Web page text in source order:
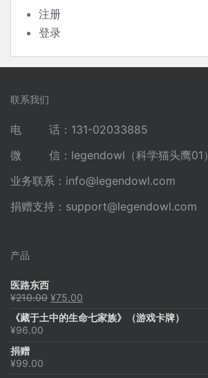
注册
登录
联系我们
电 话：131-02033885
微 信：legendowl（科学猫头鹰01）
业务联系： info@legendowl.com
捐赠支持： support@legendowl.com
产品
医路东西
¥210.00 原
为：
¥75.00
价
《藏于土中的生命七家族》（游戏卡牌）
¥96.00
捐赠
¥99.00